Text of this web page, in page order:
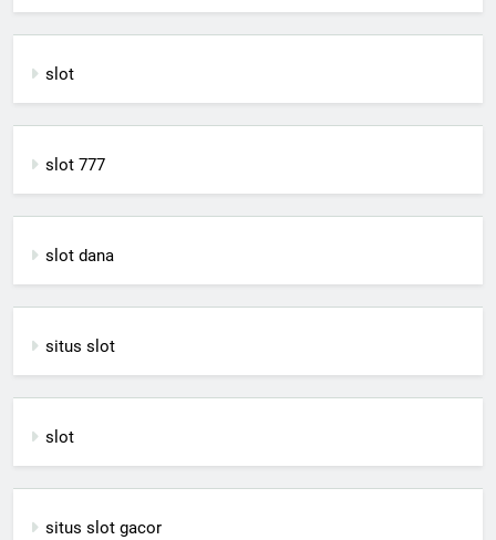
slot
slot 777
slot dana
situs slot
slot
situs slot gacor